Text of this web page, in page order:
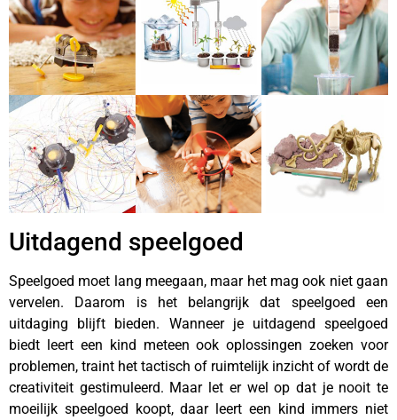
Uitdagend speelgoed
Speelgoed moet lang meegaan, maar het mag ook niet gaan
vervelen. Daarom is het belangrijk dat speelgoed een
uitdaging blijft bieden. Wanneer je uitdagend speelgoed
biedt leert een kind meteen ook oplossingen zoeken voor
problemen, traint het tactisch of ruimtelijk inzicht of wordt de
creativiteit gestimuleerd. Maar let er wel op dat je nooit te
moeilijk speelgoed koopt, daar leert een kind immers niet